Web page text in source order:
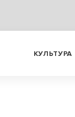
КУЛЬТУРА